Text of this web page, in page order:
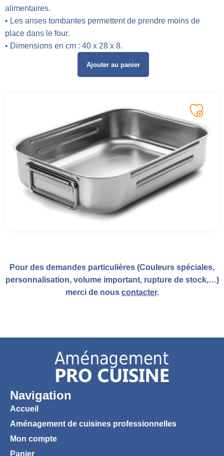
alimentaires.
• Les anses tombantes permettent de prendre moins de
place dans le four.
• Dimensions en cm : 40 x 28 x 8.
Ajouter au panier
Pour des demandes particulières (Couleurs spéciales,
personnalisation, volume important, rupture de stock,…)
merci de nous contacter.
Navigation
Accueil
Aménagement de cuisines professionnelles
Mon compte
Panier